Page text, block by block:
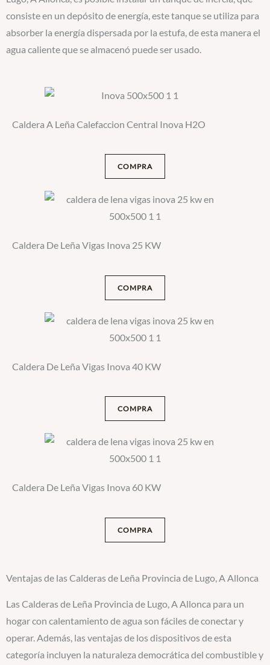
consiste en un depósito de energía, este tanque se utiliza para
absorber la energía dispersada por la estufa, de esta manera el
agua caliente que se almacenó puede ser usado.
Caldera A Leña Calefaccion Central Inova H2O
COMPRA
Caldera De Leña Vigas Inova 25 KW
COMPRA
Caldera De Leña Vigas Inova 40 KW
COMPRA
Caldera De Leña Vigas Inova 60 KW
COMPRA
Ventajas de las Calderas de Leña Provincia de Lugo, A Allonca
Las Calderas de Leña Provincia de Lugo, A Allonca para un
hogar con calentamiento de agua son fáciles de conectar y
operar. Además, las ventajas de los dispositivos de esta
categoría incluyen la naturaleza democrática del combustible y